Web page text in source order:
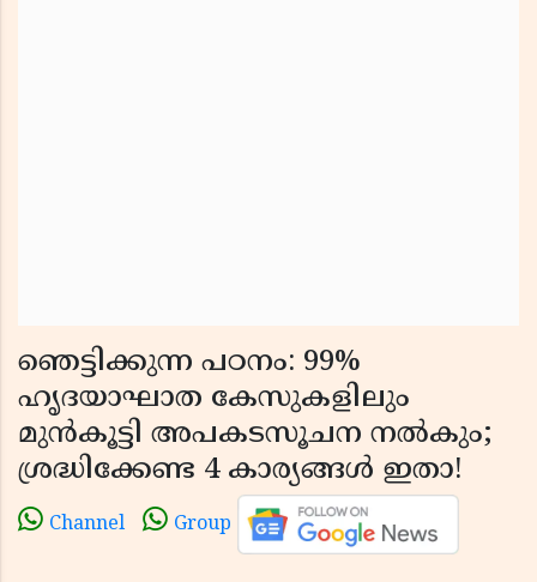
ഞെട്ടിക്കുന്ന പഠനം: 99%
ഹൃദയാഘാത കേസുകളിലും
മുൻകൂട്ടി അപകടസൂചന നൽകും;
ശ്രദ്ധിക്കേണ്ട 4 കാര്യങ്ങൾ ഇതാ!
Channel Group